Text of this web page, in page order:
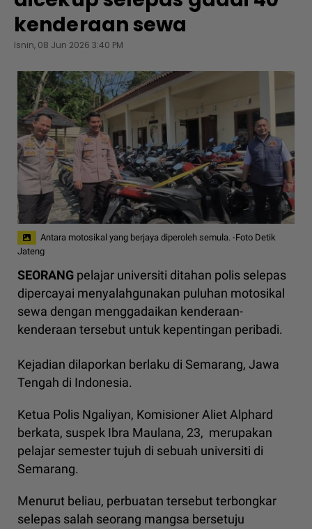
kenderaan sewa
Isnin, 08 Jun 2026 3:40 PM
Antara motosikal yang berjaya diperoleh semula. -Foto Detik
Jateng
SEORANG pelajar universiti ditahan polis selepas
dipercayai menyalahgunakan puluhan motosikal
sewa dengan menggadaikan kenderaan-
kenderaan tersebut untuk kepentingan peribadi.
Kejadian dilaporkan berlaku di Semarang, Jawa
Tengah di Indonesia.
Ketua Polis Ngaliyan, Komisioner Aliet Alphard
berkata, suspek Ibra Maulana, 23, merupakan
pelajar semester tujuh di sebuah universiti di
Semarang.
Menurut beliau, perbuatan tersebut terbongkar
selepas salah seorang mangsa bersetuju